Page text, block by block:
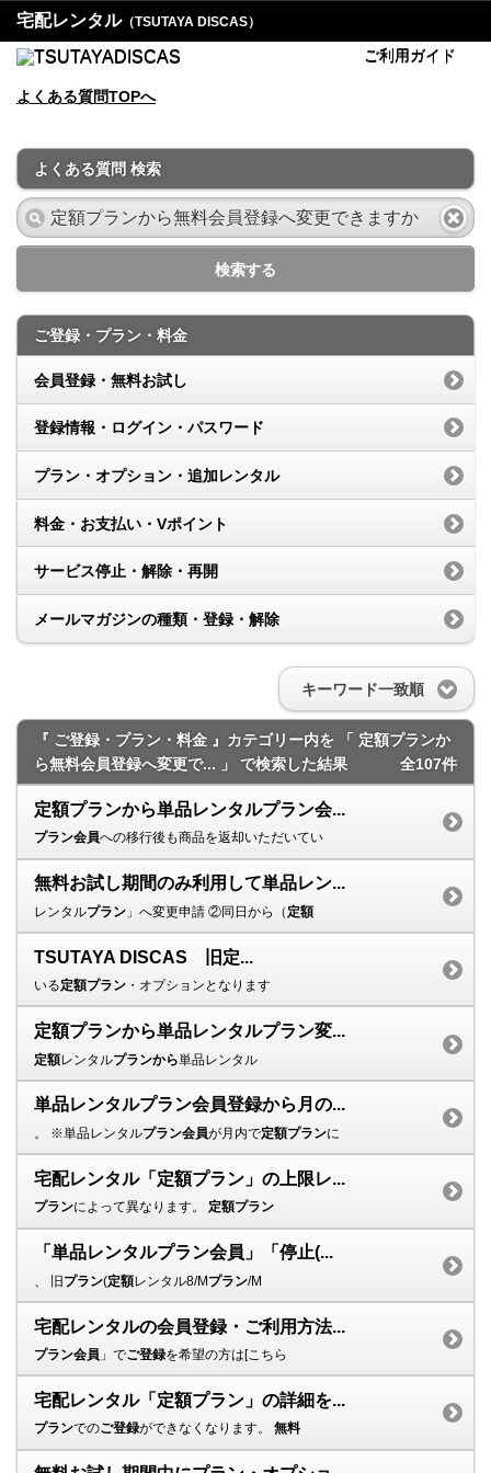
宅配レンタル（TSUTAYA DISCAS）
ご利用ガイド
よくある質問TOPへ
よくある質問 検索
検索する
ご登録・プラン・料金
会員登録・無料お試し
登録情報・ログイン・パスワード
プラン・オプション・追加レンタル
料金・お支払い・Vポイント
サービス停止・解除・再開
メールマガジンの種類・登録・解除
キーワード一致順
『 ご登録・プラン・料金 』カテゴリー内を 「 定額プランか
ら無料会員登録へ変更で... 」 で検索した結果
全107件
定額プランから単品レンタルプラン会...
プラン会員への移行後も商品を返却いただいてい
無料お試し期間のみ利用して単品レン...
レンタルプラン 」へ変更申請 ②同日から（ 定額
TSUTAYA DISCAS 旧定...
いる定額プラン ・オプションとなります
定額プランから単品レンタルプラン変...
定額レンタルプランから単品レンタル
単品レンタルプラン会員登録から月の...
。 ※単品レンタルプラン会員が月内で定額プランに
宅配レンタル「定額プラン」の上限レ...
プランによって異なります。 定額プラン
「単品レンタルプラン会員」「停止(...
、 旧プラン(定額レンタル8/Mプラン/M
宅配レンタルの会員登録・ご利用方法...
プラン会員 」でご登録を希望の方は[こちら
宅配レンタル「定額プラン」の詳細を...
プランでのご登録ができなくなります。 無料